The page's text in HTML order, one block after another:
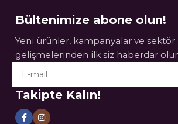
Bültenimize abone olun!
Yeni ürünler, kampanyalar ve sektör
gelişmelerinden ilk siz haberdar
Takipte Kalın!